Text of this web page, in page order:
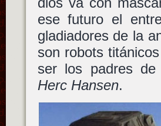
ese futuro el
gladiadores de la
son robots
ser los padres de
Herc Hansen.